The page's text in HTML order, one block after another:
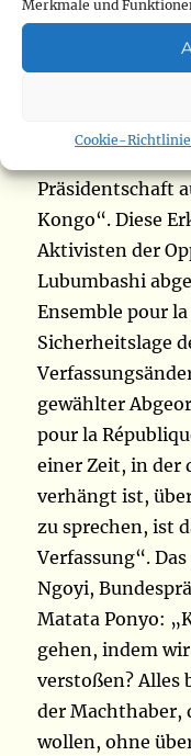
Merkmale und
Cookie-Richtlinie
Plattform Front
„Unisono, lasst
Präsidentschaft
Kongo“. Diese
Aktivisten der
Lubumbashi
Ensemble pour
Sicherheitslage
gewählter
pour la
einer Zeit, in der
verhängt ist,
zu sprechen, ist
Verfassung“.
Ngoyi,
Matata Ponyo:
gehen, indem
verstoßen?
der Machthaber,
wollen, ohne